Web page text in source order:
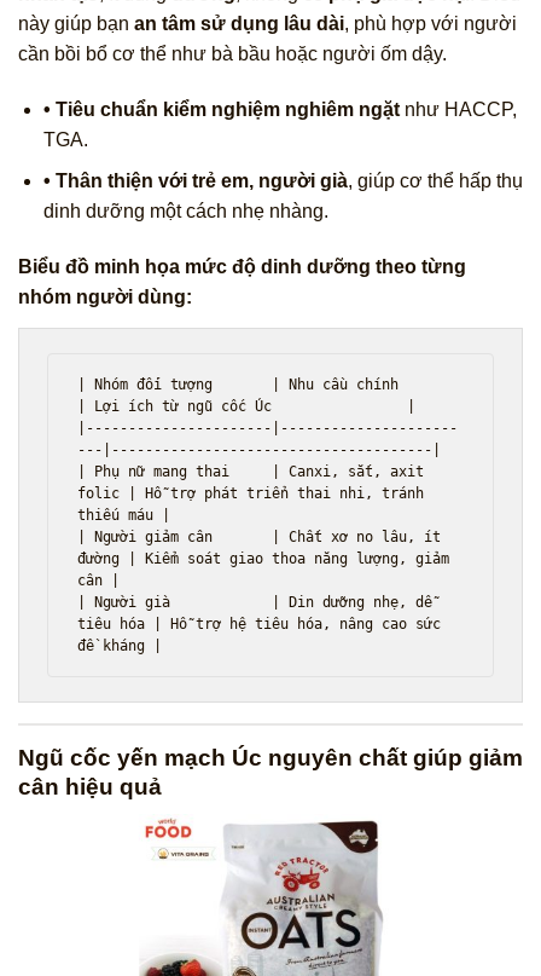
này giúp bạn an tâm sử dụng lâu dài, phù hợp với người
cần bồi bổ cơ thể như bà bầu hoặc người ốm dậy.
• Tiêu chuẩn kiểm nghiệm nghiêm ngặtnhư HACCP,
TGA.
• Thân thiện với trẻ em, người già, giúp cơ thể hấp thụ
dinh dưỡng một cách nhẹ nhàng.
Biểu đồ minh họa mức độ dinh dưỡng theo từng
nhóm người dùng:
| Nhóm đối tượng       | Nhu cầu chính
| Lợi ích từ ngũ cốc Úc                |
|----------------------|---------------------
---|--------------------------------------|
| Phụ nữ mang thai     | Canxi, sắt, axit
folic | Hỗ trợ phát triển thai nhi, tránh
thiếu máu |
| Người giảm cân       | Chất xơ no lâu, ít
đường | Kiểm soát giao thoa năng lượng, giảm
cân |
| Người già            | Din dưỡng nhẹ, dễ
tiêu hóa | Hỗ trợ hệ tiêu hóa, nâng cao sức
Ngũ cốc yến mạch Úc nguyên chất giúp giảm
cân hiệu quả